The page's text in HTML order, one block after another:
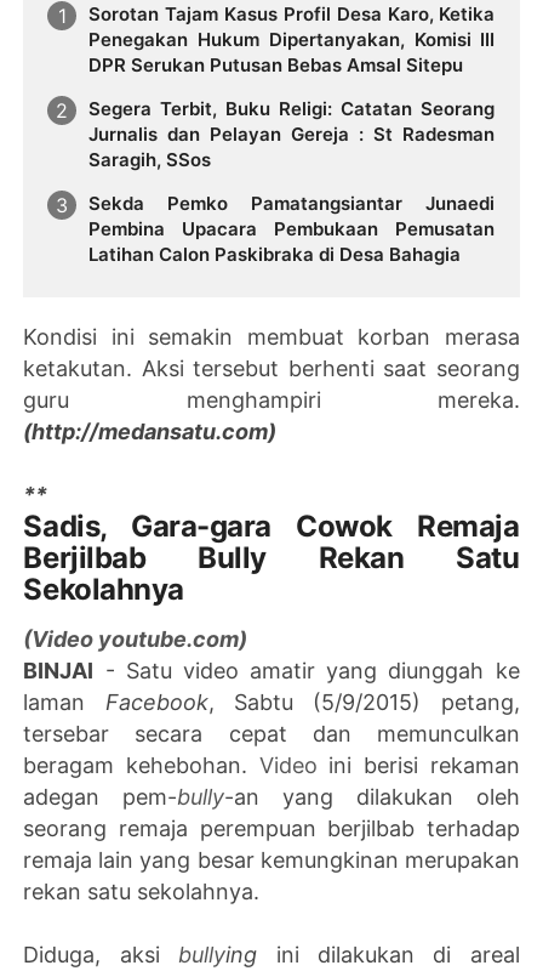
Sorotan Tajam Kasus Profil Desa Karo, Ketika
Penegakan Hukum Dipertanyakan, Komisi III
DPR Serukan Putusan Bebas Amsal Sitepu
Segera Terbit, Buku Religi: Catatan Seorang
Jurnalis dan Pelayan Gereja : St Radesman
Saragih, SSos
Sekda Pemko Pamatangsiantar Junaedi
Pembina Upacara Pembukaan Pemusatan
Latihan Calon Paskibraka di Desa Bahagia
Kondisi ini semakin membuat korban merasa
ketakutan. Aksi tersebut berhenti saat seorang
guru menghampiri mereka.
(http://medansatu.com)
**
Sadis, Gara-gara Cowok Remaja
Berjilbab Bully Rekan Satu
Sekolahnya
(Video youtube.com)
BINJAI - Satu video amatir yang diunggah ke
laman Facebook, Sabtu (5/9/2015) petang,
tersebar secara cepat dan memunculkan
beragam kehebohan. Video ini berisi rekaman
adegan pem-bully-an yang dilakukan oleh
seorang remaja perempuan berjilbab terhadap
remaja lain yang besar kemungkinan merupakan
rekan satu sekolahnya.
Diduga, aksi bullying ini dilakukan di areal